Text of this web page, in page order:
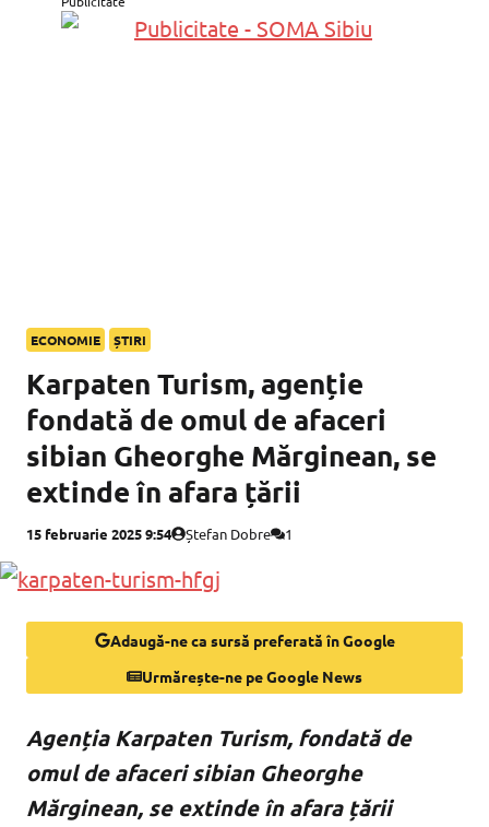
ECONOMIE ȘTIRI
Karpaten Turism, agenție
fondată de omul de afaceri
sibian Gheorghe Mărginean, se
extinde în afara țării
15 februarie 2025 9:54 Ștefan Dobre 1
Adaugă-ne ca sursă preferată în Google
Urmărește-ne pe Google News
Agenția Karpaten Turism, fondată de
omul de afaceri sibian Gheorghe
Mărginean, se extinde în afara țării